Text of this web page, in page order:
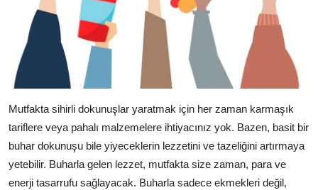
Mutfakta sihirli dokunuşlar yaratmak için her zaman karmaşık
tariflere veya pahalı malzemelere ihtiyacınız yok. Bazen, basit bir
buhar dokunuşu bile yiyeceklerin lezzetini ve tazeliğini artırmaya
yetebilir. Buharla gelen lezzet, mutfakta size zaman, para ve
enerji tasarrufu sağlayacak. Buharla sadece ekmekleri değil,